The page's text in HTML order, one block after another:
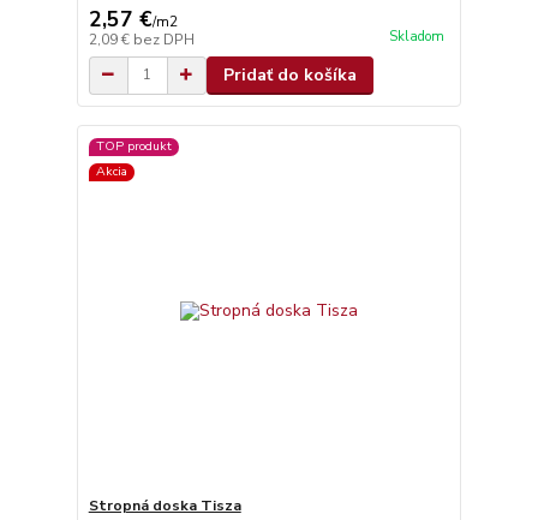
2,57 €/m2
2,09 € bez DPH Skladom
Pridať do košíka
TOP produkt
Akcia
Stropná doska Tisza